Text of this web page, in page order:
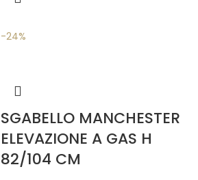
-24%
SGABELLO MANCHESTER
ELEVAZIONE A GAS H
82/104 CM